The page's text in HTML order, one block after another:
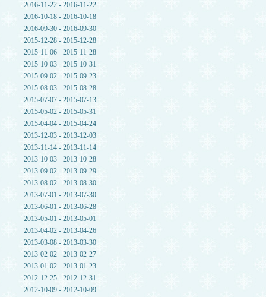
2016-11-22 - 2016-11-22
2016-10-18 - 2016-10-18
2016-09-30 - 2016-09-30
2015-12-28 - 2015-12-28
2015-11-06 - 2015-11-28
2015-10-03 - 2015-10-31
2015-09-02 - 2015-09-23
2015-08-03 - 2015-08-28
2015-07-07 - 2015-07-13
2015-05-02 - 2015-05-31
2015-04-04 - 2015-04-24
2013-12-03 - 2013-12-03
2013-11-14 - 2013-11-14
2013-10-03 - 2013-10-28
2013-09-02 - 2013-09-29
2013-08-02 - 2013-08-30
2013-07-01 - 2013-07-30
2013-06-01 - 2013-06-28
2013-05-01 - 2013-05-01
2013-04-02 - 2013-04-26
2013-03-08 - 2013-03-30
2013-02-02 - 2013-02-27
2013-01-02 - 2013-01-23
2012-12-25 - 2012-12-31
2012-10-09 - 2012-10-09